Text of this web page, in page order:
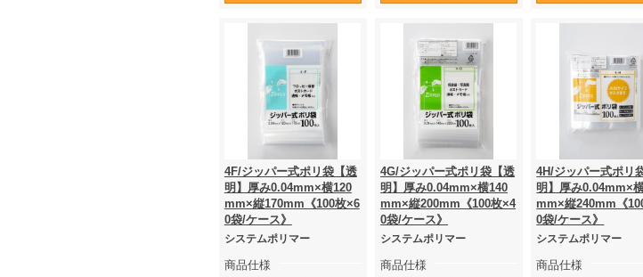
4F/ジッパー式ポリ袋【透
明】厚み0.04mm×横120
mm×縦170mm《100枚×6
0袋/ケース》
システムポリマー
商品仕様
4G/ジッパー式ポリ袋【透
明】厚み0.04mm×横140
mm×縦200mm《100枚×4
0袋/ケース》
システムポリマー
商品仕様
4H/ジッパー式ポリ
明】厚み0.04mm×
mm×縦240mm《
0袋/ケース》
システムポリマー
商品仕様